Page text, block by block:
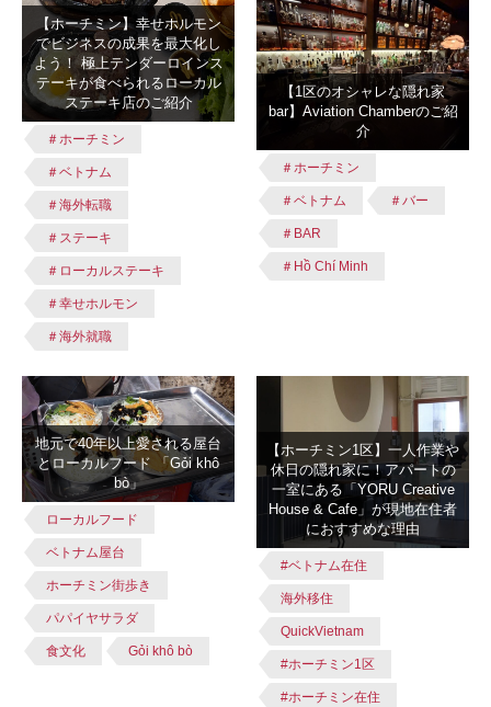
【ホーチミン】幸せホルモン
でビジネスの成果を最大化し
よう！ 極上テンダーロインス
テーキが食べられるローカル
ステーキ店のご紹介
＃ホーチミン
＃ベトナム
＃海外転職
＃ステーキ
＃ローカルステーキ
＃幸せホルモン
＃海外就職
【1区のオシャレな隠れ家
bar】Aviation Chamberのご紹
介
＃ホーチミン
＃ベトナム ＃バー
＃BAR
＃Hồ Chí Minh
地元で40年以上愛される屋台
とローカルフード 「Gỏi khô
bò」
ローカルフード
ベトナム屋台
ホーチミン街歩き
パパイヤサラダ
食文化 Gỏi khô bò
【ホーチミン1区】一人作業や
休日の隠れ家に！アパートの
一室にある「YORU Creative
House & Cafe」が現地在住者
におすすめな理由
#ベトナム在住
海外移住
QuickVietnam
#ホーチミン1区
#ホーチミン在住